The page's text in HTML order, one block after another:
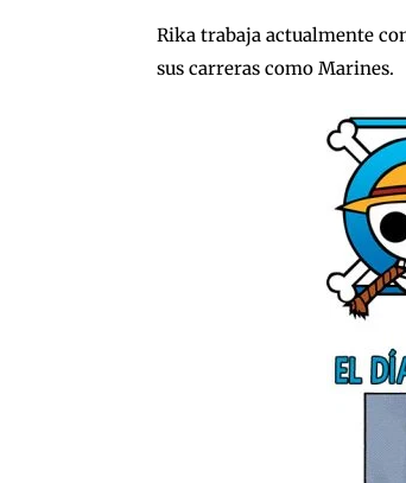
Rika trabaja actualmente
sus carreras como Marines.